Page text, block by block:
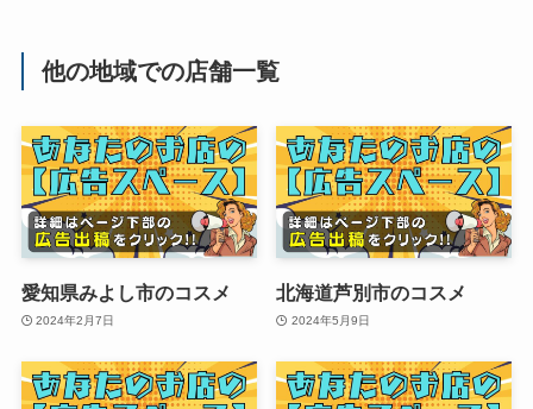
他の地域での店舗一覧
愛知県みよし市のコスメ
2024年2月7日
北海道芦別市のコスメ
2024年5月9日